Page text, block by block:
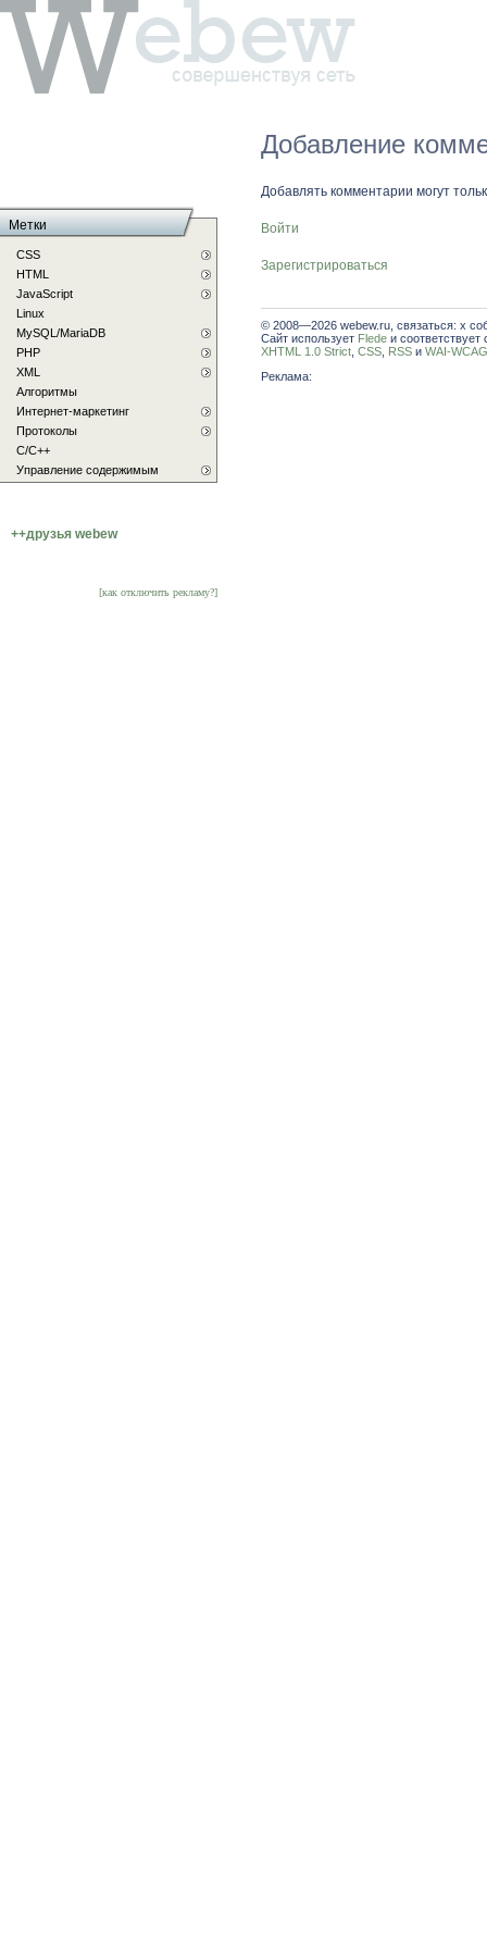
Добавление
Добавлять комментарии могут
Войти
Зарегистрироваться
© 2008—2026 webew.ru, связаться: x
Сайт использует Flede и соответствует
XHTML 1.0 Strict CSS RSS и WAI-
Реклама:
Метки
CSS
HTML
JavaScript
Linux
MySQL/MariaDB
PHP
XML
Алгоритмы
Интернет-маркетинг
Протоколы
С/C++
Управление содержимым
++друзья webew
[как отключить рекламу?]